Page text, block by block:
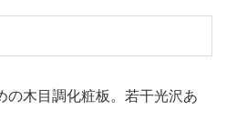
の木目調化粧板。若干光沢あ